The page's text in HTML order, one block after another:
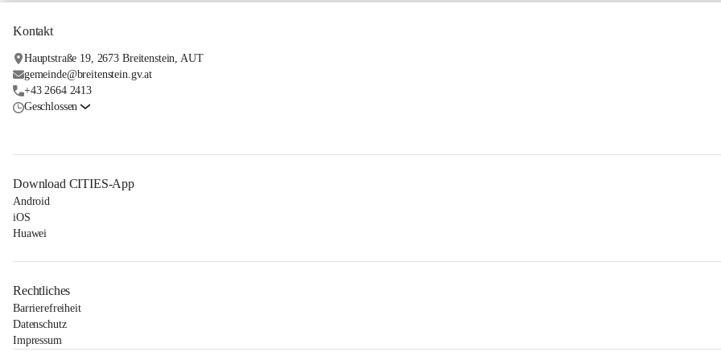
Kontakt
Hauptstraße 19, 2673 Breitenstein, AUT
gemeinde@breitenstein.gv.at
+43 2664 2413
Geschlossen
Download CITIES-App
Android
iOS
Huawei
Rechtliches
Barrierefreiheit
Datenschutz
Impressum